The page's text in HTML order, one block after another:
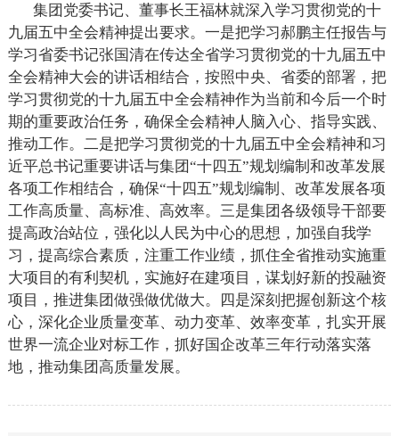
集团党委书记、董事长王福林就深入学习贯彻党的十
九届五中全会精神提出要求。一是把学习郝鹏主任报告与
学习省委书记张国清在传达全省学习贯彻党的十九届五中
全会精神大会的讲话相结合，按照中央、省委的部署，把
学习贯彻党的十九届五中全会精神作为当前和今后一个时
期的重要政治任务，确保全会精神人脑入心、指导实践、
推动工作。二是把学习贯彻党的十九届五中全会精神和习
近平总书记重要讲话与集团“十四五”规划编制和改革发展
各项工作相结合，确保“十四五”规划编制、改革发展各项
工作高质量、高标准、高效率。三是集团各级领导干部要
提高政治站位，强化以人民为中心的思想，加强自我学
习，提高综合素质，注重工作业绩，抓住全省推动实施重
大项目的有利契机，实施好在建项目，谋划好新的投融资
项目，推进集团做强做优做大。四是深刻把握创新这个核
心，深化企业质量变革、动力变革、效率变革，扎实开展
世界一流企业对标工作，抓好国企改革三年行动落实落
地，推动集团高质量发展。